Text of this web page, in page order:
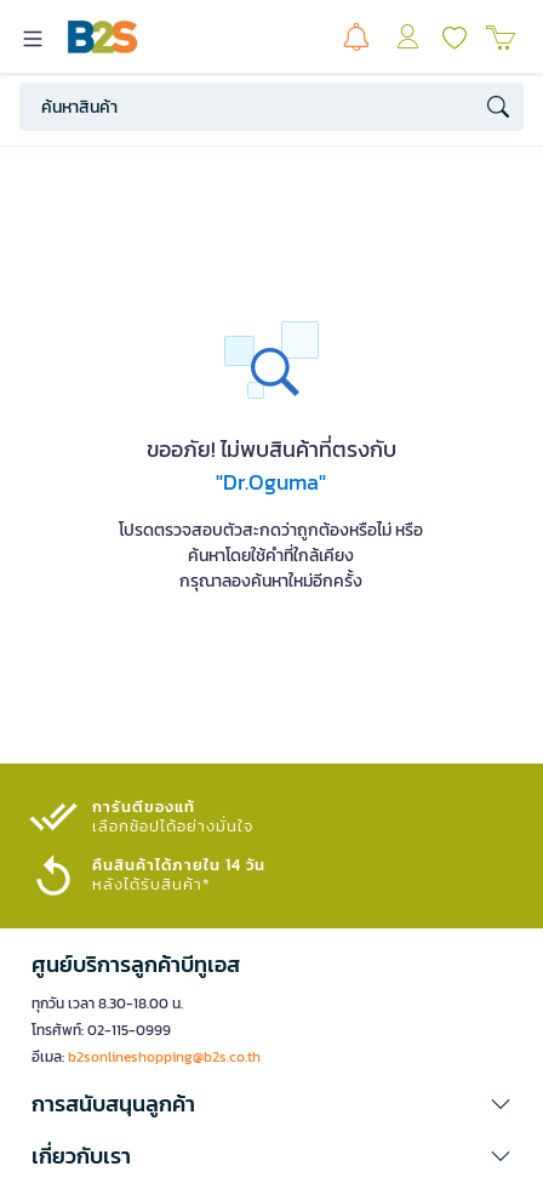
ขออภัย! ไม่พบสินค้าที่ตรงกับ
"Dr.Oguma"
โปรดตรวจสอบตัวสะกดว่าถูกต้องหรือไม่ หรือ
ค้นหาโดยใช้คำที่ใกล้เคียง
กรุณาลองค้นหาใหม่อีกครั้ง
การันตีของแท้
เลือกช้อปได้อย่างมั่นใจ​
คืนสินค้าได้ภายใน 14 วัน
หลังได้รับสินค้า*
ศูนย์บริการลูกค้าบีทูเอส
ทุกวัน เวลา 8.30-18.00 น.
โทรศัพท์: 02-115-0999
อีเมล:b2sonlineshopping@b2s.co.th
การสนับสนุนลูกค้า
เกี่ยวกับเรา